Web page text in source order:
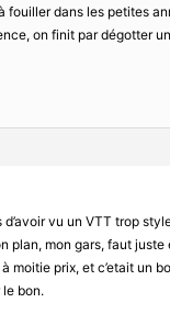
fouiller dans les petites
on finit par dégotter
vu un VTT trop
plan, mon gars, faut juste
moitie prix, et c’etait un
bon.